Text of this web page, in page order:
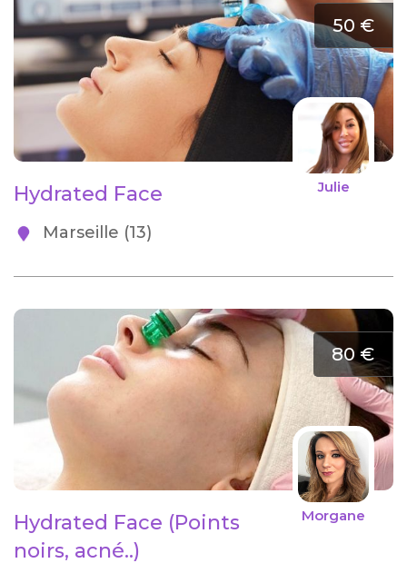
50 €
Julie
Hydrated Face
Marseille (13)
80 €
Morgane
Hydrated Face (Points
noirs, acné..)